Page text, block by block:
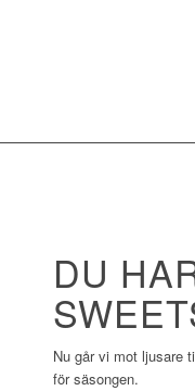
DU
Nu går vi mot ljusare
för säsongen.